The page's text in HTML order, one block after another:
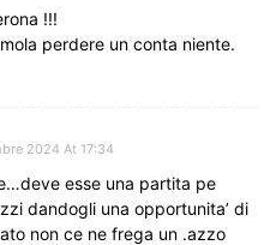
!!!
perdere un conta niente.
2024 At 17:34
esse una partita pe
dandogli una opportunita’ di
non ce ne frega un .azzo